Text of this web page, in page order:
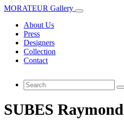
MORATEUR Gallery
About Us
Press
Designers
Collection
Contact
SUBES Raymond